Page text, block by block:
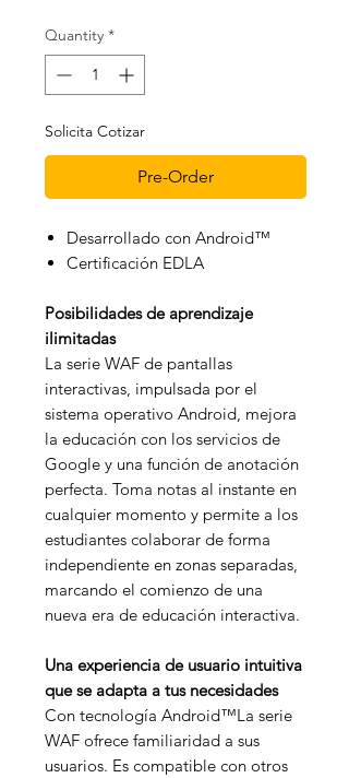
Quantity *
Solicita Cotizar
Pre-Order
Desarrollado con Android™
Certificación EDLA
Posibilidades de aprendizaje
ilimitadas
La serie WAF de pantallas
interactivas, impulsada por el
sistema operativo Android, mejora
la educación con los servicios de
Google y una función de anotación
perfecta. Toma notas al instante en
cualquier momento y permite a los
estudiantes colaborar de forma
independiente en zonas separadas,
marcando el comienzo de una
nueva era de educación interactiva.
Una experiencia de usuario intuitiva
que se adapta a tus necesidades
Con tecnología Android™La serie
WAF ofrece familiaridad a sus
usuarios. Es compatible con otros